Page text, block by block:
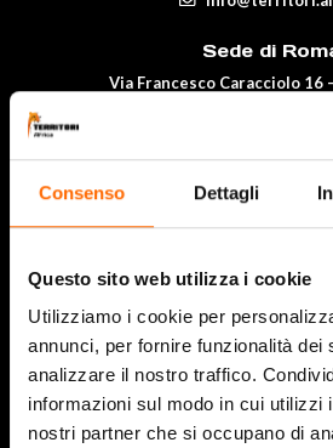
Consenso Dettagli
Questo sito web utilizza i cookie
Utilizziamo i cookie per
annunci, per fornire funzionalità dei
analizzare il nostro traffico.
informazioni sul modo in cui utilizzi
nostri partner che si occupano di
Sede di
Via Francesco Caracciolo 16
Chi siamo
Tour Africa
Info utili
Viaggio di
Domande